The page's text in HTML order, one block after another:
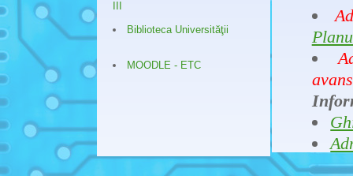
Biblioteca Universităţii
MOODLE - ETC